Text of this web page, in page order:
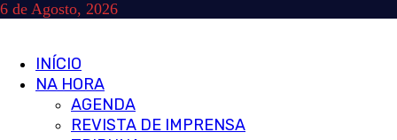
Skip
6 de Agosto, 2026
Primary
Menu
INÍCIO
NA HORA
AGENDA
REVISTA DE IMPRENSA